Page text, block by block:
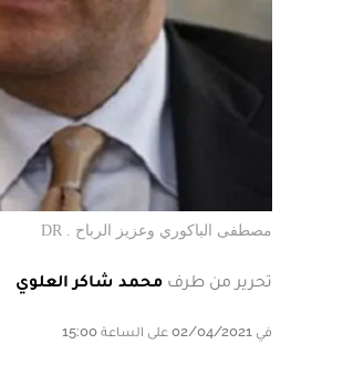
مصطفى الباكوري وعزيز الرباح . DR
تحرير من طرف محمد شاكر العلوي
في 02/04/2021 على الساعة 15:00